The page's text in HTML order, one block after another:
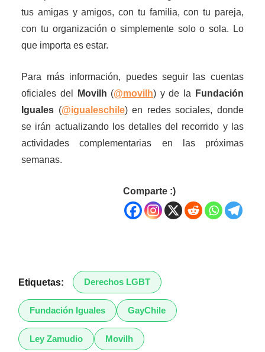
tus amigas y amigos, con tu familia, con tu pareja,
con tu organización o simplemente solo o sola. Lo
que importa es estar.
Para más información, puedes seguir las cuentas
oficiales del
Movilh (@movilh) y de la
Fundación
Iguales (@igualeschile) en redes sociales, donde
se irán actualizando los detalles del recorrido y las
actividades complementarias en las próximas
semanas.
Comparte :)
Etiquetas: Derechos LGBT
Fundación Iguales GayChile
Ley Zamudio Movilh